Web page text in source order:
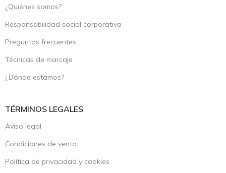
¿Quiénes somos?
Responsabilidad social corporativa
Preguntas frecuentes
Técnicas de marcaje
¿Dónde estamos?
TÉRMINOS LEGALES
Aviso legal
Condiciones de venta
Política de privacidad y cookies